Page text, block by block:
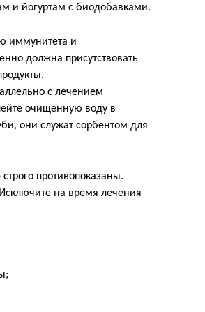
и йогуртам с биодобавками.
иммунитета и
должна присутствовать
с лечением
очищенную воду в
они служат сорбентом для
противопоказаны.
на время лечения